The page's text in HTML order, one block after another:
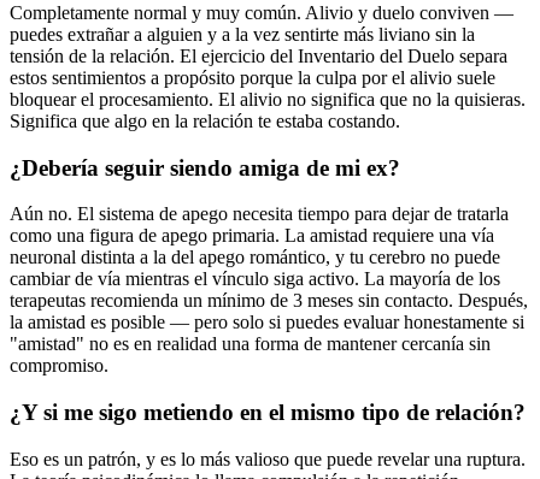
Completamente normal y muy común. Alivio y duelo conviven —
puedes extrañar a alguien y a la vez sentirte más liviano sin la
tensión de la relación. El ejercicio del Inventario del Duelo separa
estos sentimientos a propósito porque la culpa por el alivio suele
bloquear el procesamiento. El alivio no significa que no la quisieras.
Significa que algo en la relación te estaba costando.
¿Debería seguir siendo amiga de mi ex?
Aún no. El sistema de apego necesita tiempo para dejar de tratarla
como una figura de apego primaria. La amistad requiere una vía
neuronal distinta a la del apego romántico, y tu cerebro no puede
cambiar de vía mientras el vínculo siga activo. La mayoría de los
terapeutas recomienda un mínimo de 3 meses sin contacto. Después,
la amistad es posible — pero solo si puedes evaluar honestamente si
"amistad" no es en realidad una forma de mantener cercanía sin
compromiso.
¿Y si me sigo metiendo en el mismo tipo de relación?
Eso es un patrón, y es lo más valioso que puede revelar una ruptura.